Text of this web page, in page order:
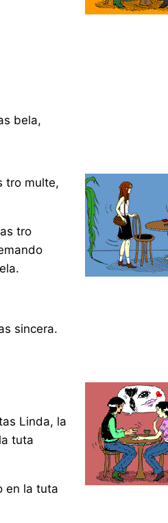
bela,
tro multe,
tro
sincera.
Linda, la
tuta
en la tuta